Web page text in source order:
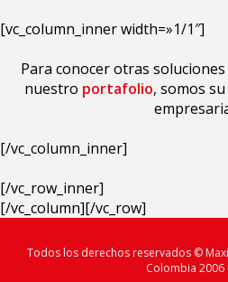
[vc_column_inner width=»1/1″]
Para conocer otras
nuestro portafolio, somos
[/vc_column_inner]
[/vc_row_inner]
[/vc_column][/vc_row]
Todos los derechos reservados ©
Colombia 2006